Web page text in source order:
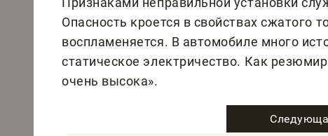
Опасность кроется в свойствах сжатого
воспламеняется. В автомобиле много
статическое электричество. Как
очень высока».